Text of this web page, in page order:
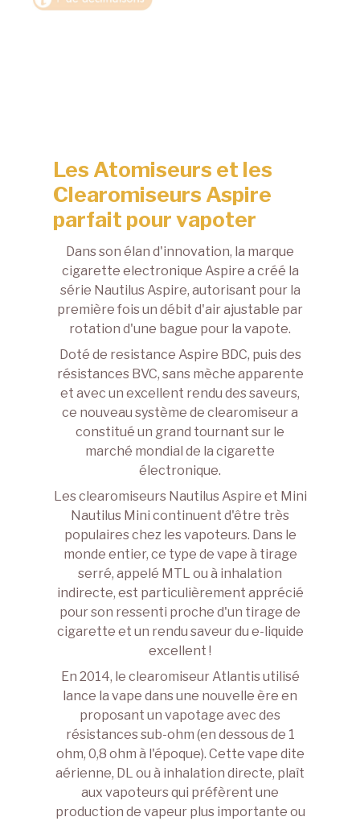
Les Atomiseurs et les
Clearomiseurs Aspire
parfait pour vapoter
Dans son élan d'innovation, la marque
cigarette electronique Aspire a créé la
série Nautilus Aspire, autorisant pour la
première fois un débit d'air ajustable par
rotation d'une bague pour la vapote.
Doté de resistance Aspire BDC, puis des
résistances BVC, sans mèche apparente
et avec un excellent rendu des saveurs,
ce nouveau système de clearomiseur a
constitué un grand tournant sur le
marché mondial de la cigarette
électronique.
Les clearomiseurs Nautilus Aspire et Mini
Nautilus Mini continuent d'être très
populaires chez les vapoteurs. Dans le
monde entier, ce type de vape à tirage
serré, appelé MTL ou à inhalation
indirecte, est particulièrement apprécié
pour son ressenti proche d'un tirage de
cigarette et un rendu saveur du e-liquide
excellent !
En 2014, le clearomiseur Atlantis utilisé
lance la vape dans une nouvelle ère en
proposant un vapotage avec des
résistances sub-ohm (en dessous de 1
ohm, 0,8 ohm à l'époque). Cette vape dite
aérienne, DL ou à inhalation directe, plaît
aux vapoteurs qui préfèrent une
production de vapeur plus importante ou